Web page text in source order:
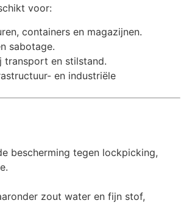
voor:
containers en magazijnen.
sabotage.
transport en stilstand.
en industriële
bescherming tegen lockpicking,
zout water en fijn stof,